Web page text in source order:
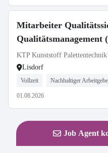
Mitarbeiter
Qualitätsmanagement
KTP Kunststoff
Lisdorf
Vollzeit Nachhaltiger
01.08.2026
Job Agent